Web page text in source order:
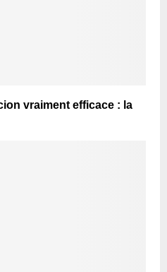
vraiment efficace : la